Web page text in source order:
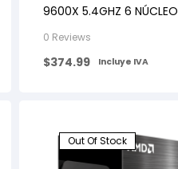
9600X 5.4GHZ 6
0 Reviews
$374.99 Incluye IVA
Out Of Stock